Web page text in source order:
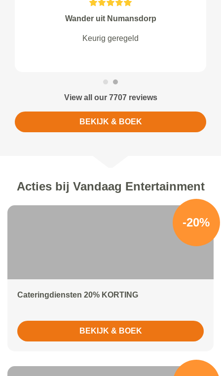
Wander uit Numansdorp
Keurig geregeld
View all our 7707 reviews
BEKIJK & BOEK
Acties bij Vandaag Entertainment
-20%
Cateringdiensten 20% KORTING
BEKIJK & BOEK